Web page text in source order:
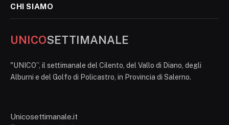
CHI SIAMO
UNICOSETTIMANALE
"UNICO”, il settimanale del Cilento, del Vallo di Diano, degli
Alburni e del Golfo di Policastro, in Provincia di Salerno.
Unicosettimanale.it